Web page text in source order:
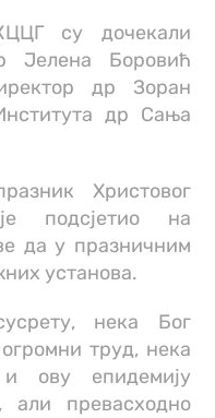
су дочекали
Јелена Боровић
др Зоран
др Сања
Христовог
подсјетио на
да у празничним
установа.
нека Бог
труд, нека
ову епидемију
али превасходно